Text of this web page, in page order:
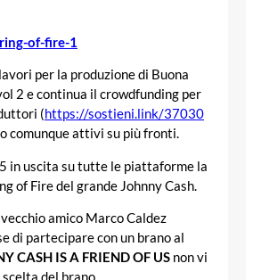
of-fire-1
per la produzione di Buona
2 e continua il crowdfunding per
(https://sostieni.link/37030
comunque attivi su più fronti.
in uscita su tutte le piattaforme la
of Fire del grande Johnny Cash.
amico Marco Caldez
di partecipare con un brano al
CASH IS A FRIEND OF US non vi